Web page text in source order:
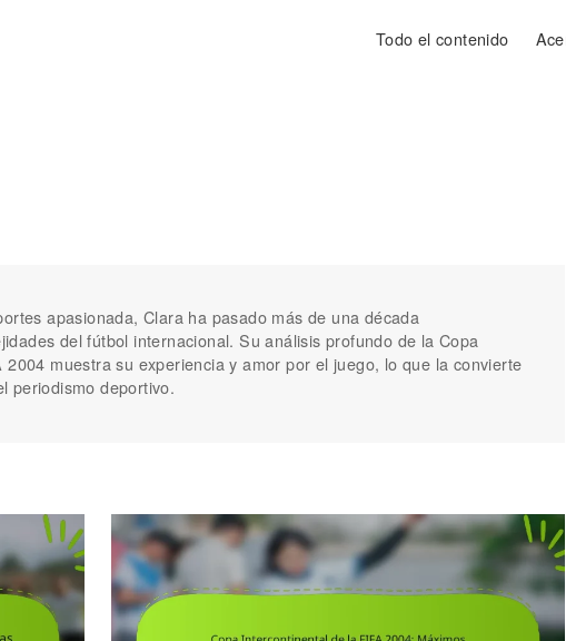
Todo el contenido
apasionada, Clara ha pasado más de una década
del fútbol internacional. Su análisis profundo de la Copa
muestra su experiencia y amor por el juego, lo que la convierte
periodismo deportivo.